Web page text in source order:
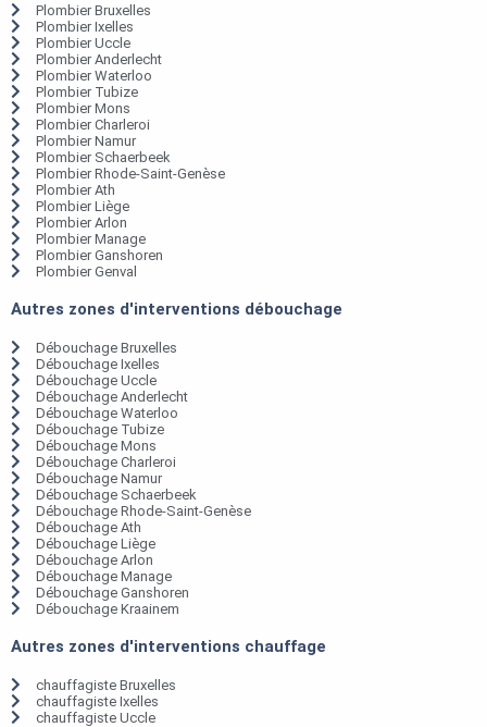
Plombier Bruxelles
Plombier Ixelles
Plombier Uccle
Plombier Anderlecht
Plombier Waterloo
Plombier Tubize
Plombier Mons
Plombier Charleroi
Plombier Namur
Plombier Schaerbeek
Plombier Rhode-Saint-Genèse
Plombier Ath
Plombier Liège
Plombier Arlon
Plombier Manage
Plombier Ganshoren
Plombier Genval
Autres zones d'interventions débouchage
Débouchage Bruxelles
Débouchage Ixelles
Débouchage Uccle
Débouchage Anderlecht
Débouchage Waterloo
Débouchage Tubize
Débouchage Mons
Débouchage Charleroi
Débouchage Namur
Débouchage Schaerbeek
Débouchage Rhode-Saint-Genèse
Débouchage Ath
Débouchage Liège
Débouchage Arlon
Débouchage Manage
Débouchage Ganshoren
Débouchage Kraainem
Autres zones d'interventions chauffage
chauffagiste Bruxelles
chauffagiste Ixelles
chauffagiste Uccle